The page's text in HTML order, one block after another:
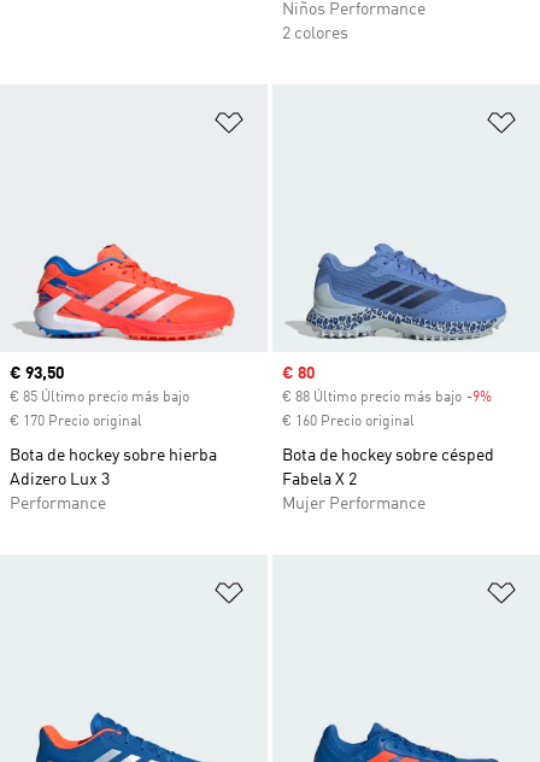
Niños Performance
2 colores
Precio actual
€ 93,50
€ 85 Último precio más bajo
€ 170 Precio original
Bota de hockey sobre hierba
Adizero Lux 3
Performance
Precio de venta
€ 80
€ 88 Último precio más bajo -9%
€ 160 Precio original
Bota de hockey sobre césped
Fabela X 2
Mujer Performance